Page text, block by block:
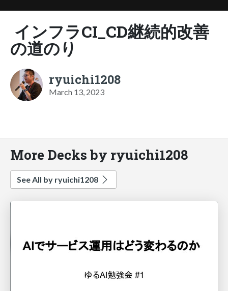
インフラCI_CD継続的改善
の道のり
ryuichi1208
March 13, 2023
More Decks by ryuichi1208
See All by ryuichi1208